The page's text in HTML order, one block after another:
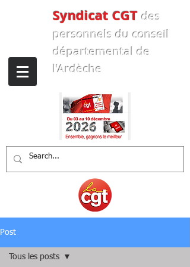
Syndicat CGT des
personnels du conseil
départemental de
l'Ardèche
Post
Tous les posts